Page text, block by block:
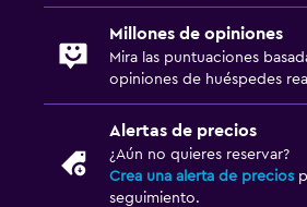
Renta de autos
Servicio de despertador
Servicio de habitaciones
Acceso con llave
Check-out exprés
Millones de opiniones
Mira las puntuaciones
opiniones de huéspedes
Alertas de precios
¿Aún no quieres reservar?
Crea una alerta de precios
seguimiento.